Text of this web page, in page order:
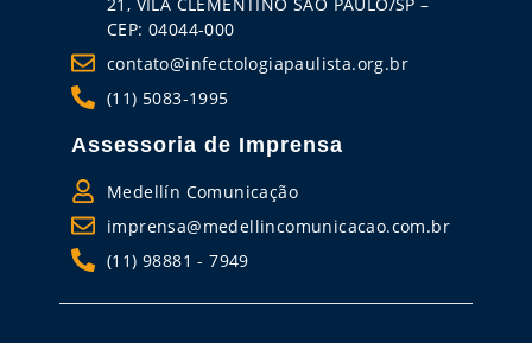
CEP: 04044-000
contato@infectologiapaulista.org.br
(11) 5083-1995
Assessoria de Imprensa
Medellín Comunicação
imprensa@medellincomunicacao.com.br
(11) 98881 - 7949